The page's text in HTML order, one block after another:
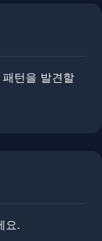
턴을 발견할
요.